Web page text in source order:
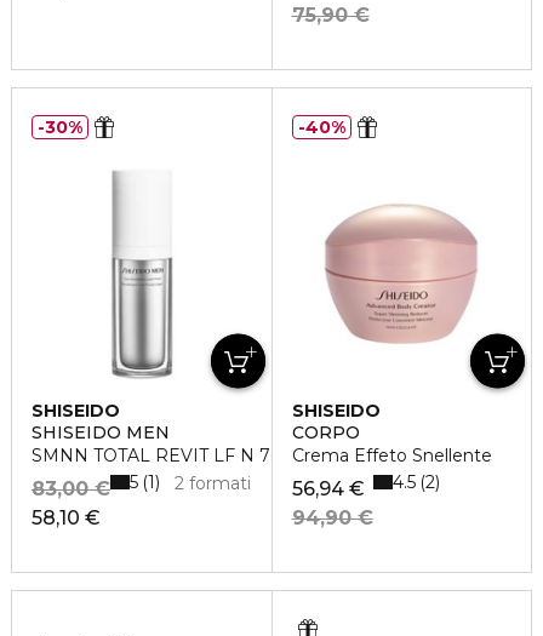
75,90 €
SHISEIDO
SHISEIDO MEN
SMNN TOTAL REVIT LF N 70ML
58,10 €
83,00 € 2 formati
5 1
30%
SHISEIDO
CORPO
Crema Effeto Snellente
56,94 €
94,90 €
4.5 2
40%